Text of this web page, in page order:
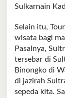
Sulkarnain
Selain itu,
wisata bagi
Pasalnya,
tersebar di
Binongko di
di jazirah
sepeda kita.